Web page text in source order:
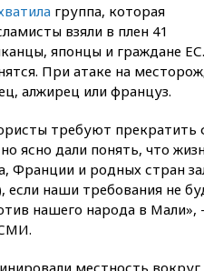
группа, которая
взяли в плен 41
японцы и граждане
При атаке на
алжирец или француз.
требуют
ясно дали понять, что
Франции и родных стран
наши требования не
нашего народа в Мали»,
местность